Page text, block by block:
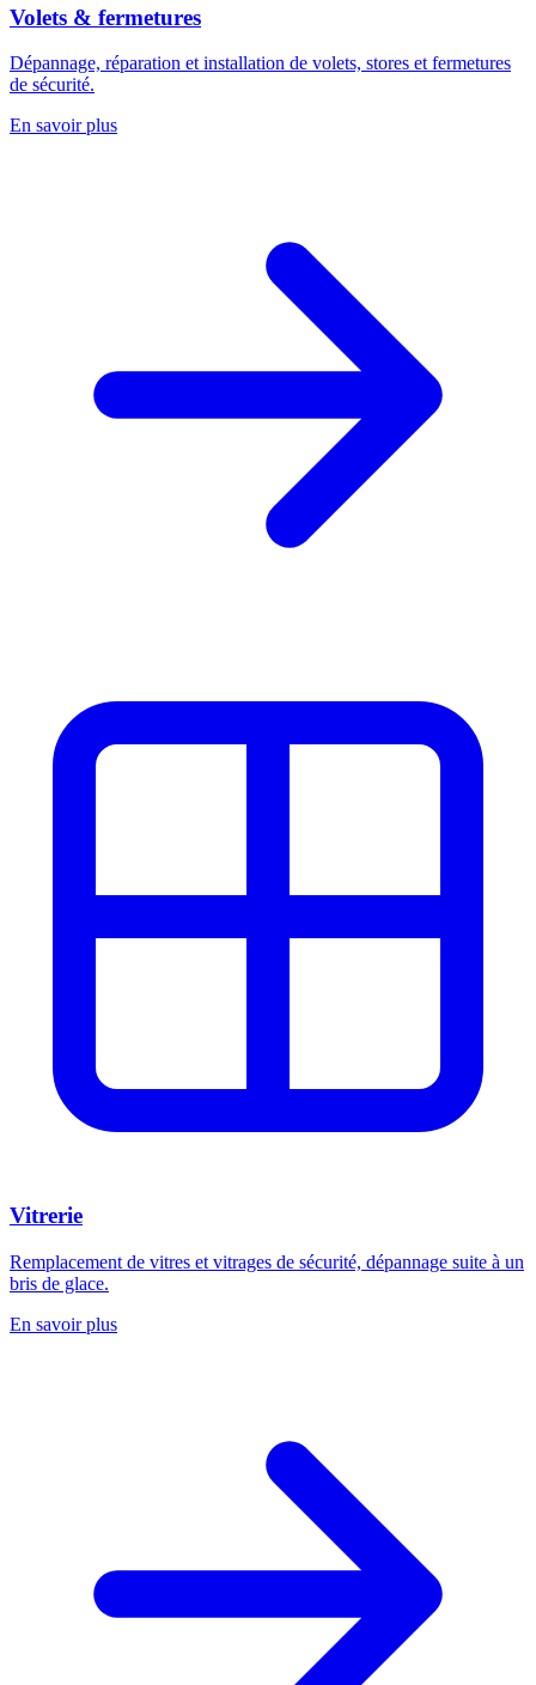
Volets & fermetures
Dépannage, réparation et installation de volets, stores et fermetures
de sécurité.
En savoir plus
Vitrerie
Remplacement de vitres et vitrages de sécurité, dépannage suite à un
bris de glace.
En savoir plus